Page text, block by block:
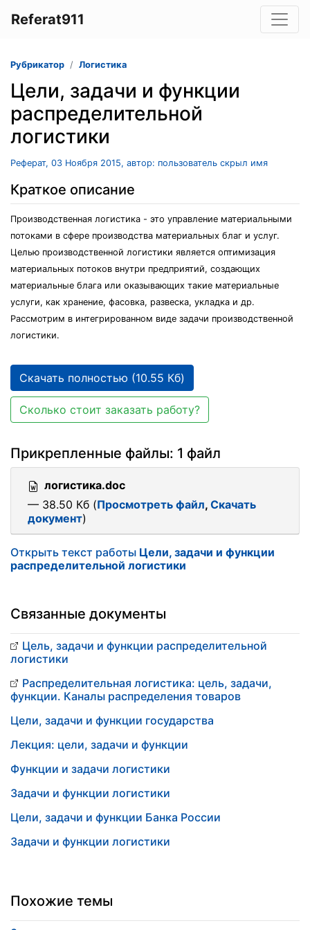
Referat911
Рубрикатор Логистика
Цели, задачи и функции
распределительной
логистики
Реферат, 03 Ноября 2015, автор: пользователь скрыл имя
Краткое описание
Производственная логистика - это управление материальными
потоками в сфере производства материальных благ и услуг.
Целью производственной логистики является оптимизация
материальных потоков внутри предприятий, создающих
материальные блага или оказывающих такие материальные
услуги, как хранение, фасовка, развеска, укладка и др.
Рассмотрим в интегрированном виде задачи производственной
логистики.
Скачать полностью (10.55 Кб)
Сколько стоит заказать работу?
Прикрепленные файлы: 1 файл
логистика.doc
— 38.50 Кб (Просмотреть файл, Скачать
документ)
Открыть текст работы Цели, задачи и функции
распределительной логистики
Связанные документы
Цель, задачи и функции распределительной
логистики
Распределительная логистика: цель, задачи,
функции. Каналы распределения товаров
Цели, задачи и функции государства
Лекция: цели, задачи и функции
Функции и задачи логистики
Задачи и функции логистики
Цели, задачи и функции Банка России
Задачи и функции логистики
Похожие темы